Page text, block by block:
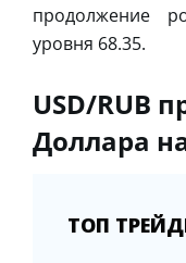
продолжение
уровня 68.35.
USD/RUB
Доллара
ТОП